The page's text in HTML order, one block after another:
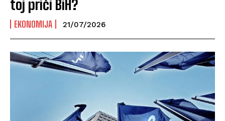
toj priči BiH?
EKONOMIJA 21/07/2026